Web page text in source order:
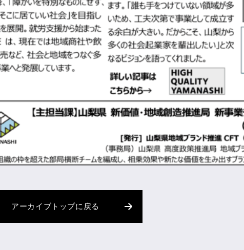
アーカイブトップに戻る